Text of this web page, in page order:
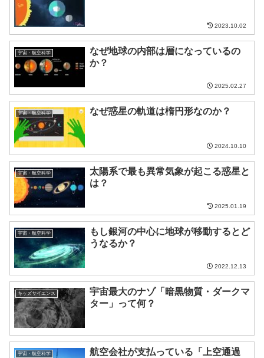
2023.10.02
宇宙・航空科学
なぜ地球の内部は層になっているの
か？
2025.02.27
宇宙・航空科学 なぜ惑星の軌道は楕円形なのか？
2024.10.10
宇宙・航空科学
太陽系で最も異常気象が起こる惑星と
は？
2025.01.19
宇宙・航空科学
もし銀河の中心に地球が移動するとど
うなるか？
2022.12.13
キッズサイエンス
宇宙最大のナゾ「暗黒物質・ダークマ
ター」って何？
宇宙・航空科学
航空会社が支払っている「上空通過